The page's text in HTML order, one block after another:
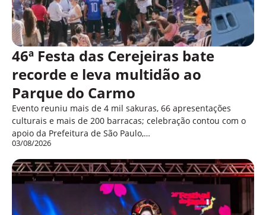
46ª Festa das Cerejeiras bate
recorde e leva multidão ao
Parque do Carmo
Evento reuniu mais de 4 mil sakuras, 66 apresentações
culturais e mais de 200 barracas; celebração contou com o
apoio da Prefeitura de São Paulo,…
03/08/2026